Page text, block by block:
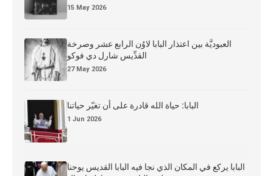
15 May 2026
العبوديَّة بين اعتذار البابا لاوُن الرابع عشر وصرخة
القدِّيس شارل دي فوكو
27 May 2026
البابا: حياة الله قادرة على أن تغيّر حياتنا
1 Jun 2026
البابا يركع في المكان الذي نجا فيه البابا القديس يوحنا